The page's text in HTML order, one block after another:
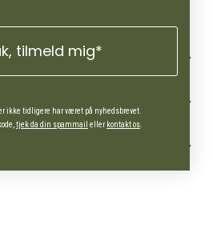
tilmeld mig*
ikke tidligere har været på nyhedsbrevet.
tjek da din spammail ellerkontakt os